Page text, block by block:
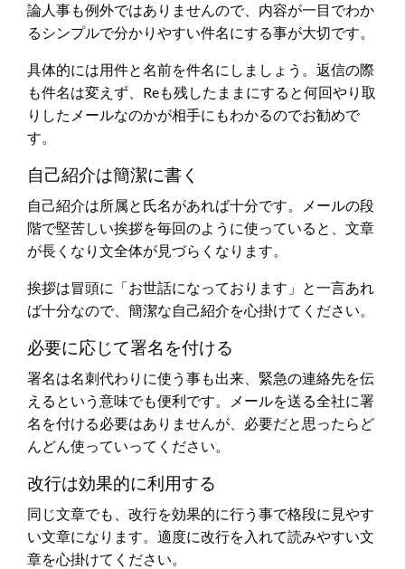
論人事も例外ではありませんので、内容が一目でわか
るシンプルで分かりやすい件名にする事が大切です。
具体的には用件と名前を件名にしましょう。返信の際
も件名は変えず、Reも残したままにすると何回やり取
りしたメールなのかが相手にもわかるのでお勧めで
す。
自己紹介は簡潔に書く
自己紹介は所属と氏名があれば十分です。メールの段
階で堅苦しい挨拶を毎回のように使っていると、文章
が長くなり文全体が見づらくなります。
挨拶は冒頭に「お世話になっております」と一言あれ
ば十分なので、簡潔な自己紹介を心掛けてください。
必要に応じて署名を付ける
署名は名刺代わりに使う事も出来、緊急の連絡先を伝
えるという意味でも便利です。メールを送る全社に署
名を付ける必要はありませんが、必要だと思ったらど
んどん使っていってください。
改行は効果的に利用する
同じ文章でも、改行を効果的に行う事で格段に見やす
い文章になります。適度に改行を入れて読みやすい文
章を心掛けてください。